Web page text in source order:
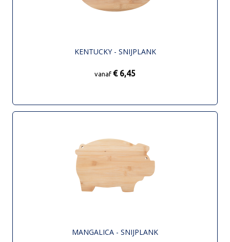
KENTUCKY - SNIJPLANK
vanaf € 6,45
MANGALICA - SNIJPLANK